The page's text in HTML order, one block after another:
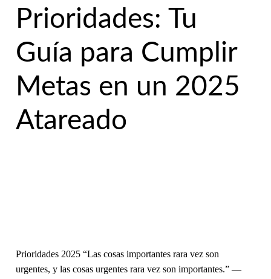
Prioridades: Tu
Guía para Cumplir
Metas en un 2025
Atareado
Prioridades 2025 “Las cosas importantes rara vez son
urgentes, y las cosas urgentes rara vez son importantes.” —